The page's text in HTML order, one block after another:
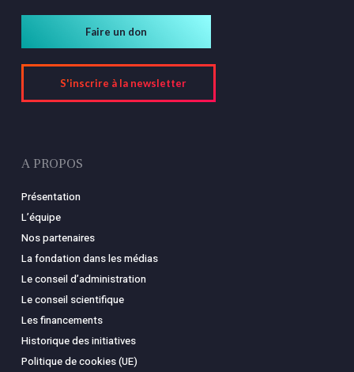
Faire un don
S'inscrire à la newsletter
A PROPOS
Présentation
L’équipe
Nos partenaires
La fondation dans les médias
Le conseil d’administration
Le conseil scientifique
Les financements
Historique des initiatives
Politique de cookies (UE)